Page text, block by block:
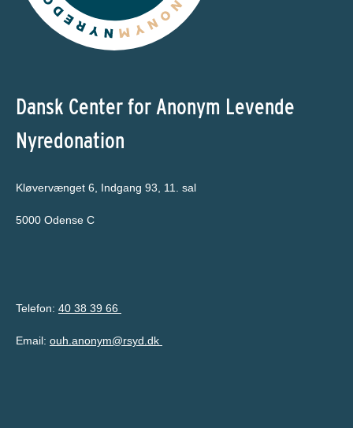
Dansk Center for Anonym Levende
Nyredonation
Kløvervænget 6, Indgang 93, 11. sal
5000 Odense C
Telefon: 40 38 39 66
Email: ouh.anonym@rsyd.dk